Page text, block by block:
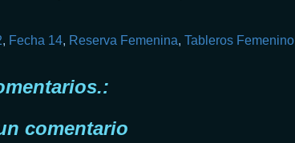
, Fecha 14, Reserva Femenina, Tableros Femenino
comentario